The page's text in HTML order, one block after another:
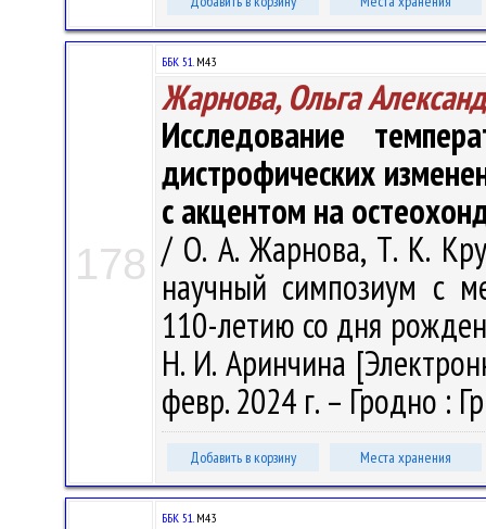
178
ББК 51.М43
Жарнова, Ольга
Исследование
дистрофических
с акцентом на
/ О. А. Жарнова, Т. К.
научный симпозиум с
110-летию со дня
Н. И. Аринчина
февр. 2024 г. – Гродно :
Добавить в корзину Места хранения
ББК 51.М43